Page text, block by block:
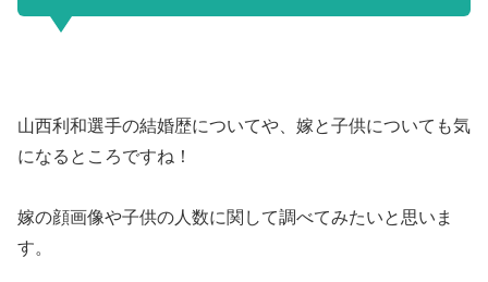
山西利和選手の結婚歴についてや、嫁と子供についても気
になるところですね！
嫁の顔画像や子供の人数に関して調べてみたいと思いま
す。